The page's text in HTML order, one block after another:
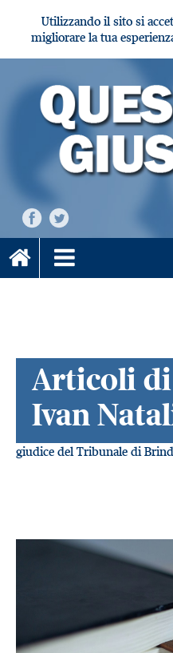
Utilizzando il sito si
migliorare la tua
Articoli
Ivan
giudice del Tribunale di